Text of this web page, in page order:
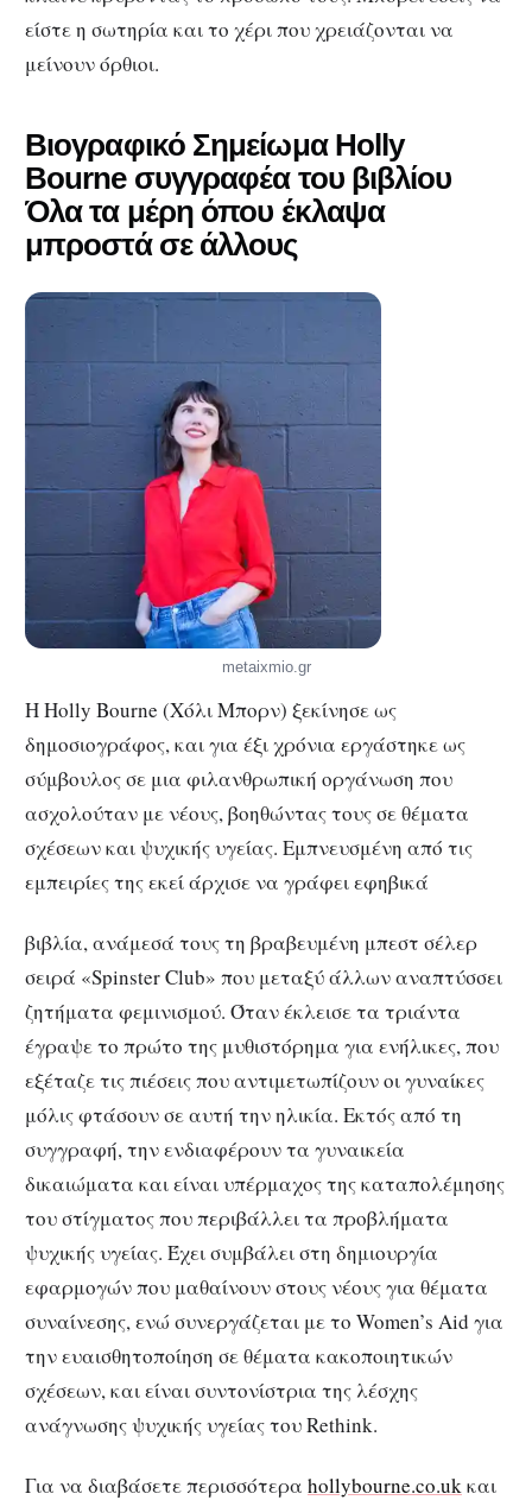
είστε η σωτηρία και το χέρι που χρειάζονται να
μείνουν όρθιοι.
Βιογραφικό Σημείωμα Holly
Bourne συγγραφέα του βιβλίου
Όλα τα μέρη όπου έκλαψα
μπροστά σε άλλους
metaixmio.gr
Η Holly Bourne (Χόλι Μπoρν) ξεκίνησε ως
δημοσιογράφος, και για έξι χρόνια εργάστηκε ως
σύμβουλος σε μια φιλανθρωπική οργάνωση που
ασχολούταν με νέους, βοηθώντας τους σε θέματα
σχέσεων και ψυχικής υγείας. Εμπνευσμένη από τις
εμπειρίες της εκεί άρχισε να γράφει εφηβικά
βιβλία, ανάμεσά τους τη βραβευμένη μπεστ σέλερ
σειρά «Spinster Club» που μεταξύ άλλων αναπτύσσει
ζητήματα φεμινισμού. Όταν έκλεισε τα τριάντα
έγραψε το πρώτο της μυθιστόρημα για ενήλικες, που
εξέταζε τις πιέσεις που αντιμετωπίζουν οι γυναίκες
μόλις φτάσουν σε αυτή την ηλικία. Εκτός από τη
συγγραφή, την ενδιαφέρουν τα γυναικεία
δικαιώματα και είναι υπέρμαχος της καταπολέμησης
του στίγματος που περιβάλλει τα προβλήματα
ψυχικής υγείας. Έχει συμβάλει στη δημιουργία
εφαρμογών που μαθαίνουν στους νέους για θέματα
συναίνεσης, ενώ συνεργάζεται με το Women’s Aid για
την ευαισθητοποίηση σε θέματα κακοποιητικών
σχέσεων, και είναι συντονίστρια της λέσχης
ανάγνωσης ψυχικής υγείας του Rethink.
Για να διαβάσετε περισσότερα hollybourne.co.uk και